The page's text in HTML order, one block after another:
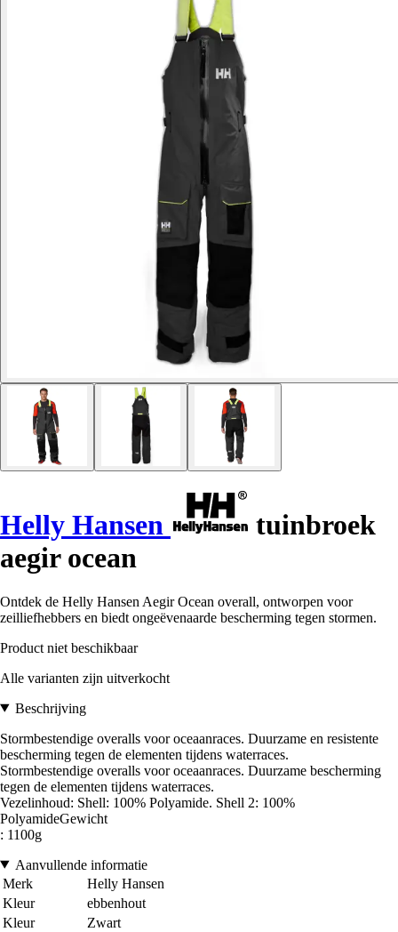
Helly Hansen
tuinbroek
aegir ocean
Ontdek de Helly Hansen Aegir Ocean overall, ontworpen voor
zeilliefhebbers en biedt ongeëvenaarde bescherming tegen stormen.
Product niet beschikbaar
Alle varianten zijn uitverkocht
Beschrijving
Stormbestendige overalls voor oceaanraces. Duurzame en resistente
bescherming tegen de elementen tijdens waterraces.
Stormbestendige overalls voor oceaanraces. Duurzame bescherming
tegen de elementen tijdens waterraces.
Vezelinhoud: Shell: 100% Polyamide. Shell 2: 100%
PolyamideGewicht
: 1100g
Aanvullende informatie
Merk
Helly Hansen
Kleur
ebbenhout
Kleur
Zwart